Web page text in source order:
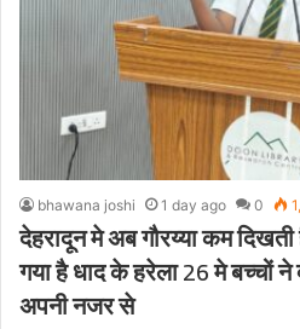
bhawana joshi 1 day ago 0
देहरादून मे अब गौरय्या कम
गया है धाद के हरेला 26 मे बच्चों
अपनी नजर से